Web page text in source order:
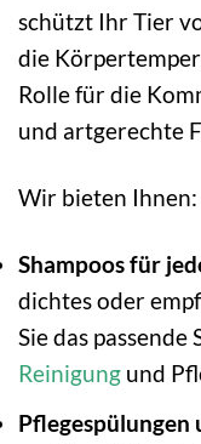
schützt Ihr Tier
die
Rolle für die
und artgerechte
Wir bieten Ihnen:
Shampoos für
dichtes oder
Sie das
Reinigung und